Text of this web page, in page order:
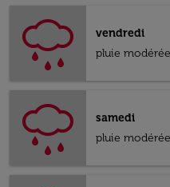
vendredi
pluie modérée
samedi
pluie modérée